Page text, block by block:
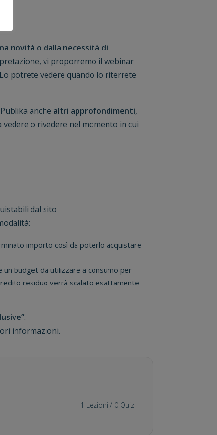
novità o dalla necessità di
vi proporremo il webinar
potrete vedere quando lo riterrete
anche altri approfondimenti,
o rivedere nel momento in cui
dal sito
importo così da poterlo acquistare
un budget da utilizzare a consumo per
residuo verrà scalato esattamente
.
informazioni.
1 Lezioni / 0 Quiz